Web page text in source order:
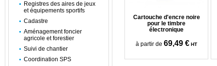
Cartouche d'encre noire
pour le timbre
électronique
à partir de 69,49 € HT
Registres des aires de jeux
et équipements sportifs
Cadastre
Aménagement foncier
agricole et forestier
Suivi de chantier
Coordination SPS